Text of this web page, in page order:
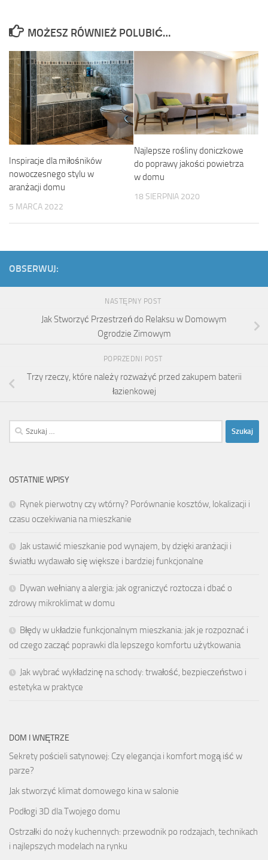
MOŻESZ RÓWNIEŻ POLUBIĆ…
Inspiracje dla miłośników
nowoczesnego stylu w
aranżacji domu
5 MARCA 2022
Najlepsze rośliny doniczkowe
do poprawy jakości powietrza
w domu
18 SIERPNIA 2020
OBSERWUJ:
NASTĘPNY POST
Jak Stworzyć Przestrzeń do Relaksu w Domowym
Ogrodzie Zimowym
POPRZEDNI POST
Trzy rzeczy, które należy rozważyć przed zakupem baterii
łazienkowej
Szukaj:
OSTATNIE WPISY
Rynek pierwotny czy wtórny? Porównanie kosztów, lokalizacji i
czasu oczekiwania na mieszkanie
Jak ustawić mieszkanie pod wynajem, by dzięki aranżacji i
światłu wydawało się większe i bardziej funkcjonalne
Dywan wełniany a alergia: jak ograniczyć roztocza i dbać o
zdrowy mikroklimat w domu
Błędy w układzie funkcjonalnym mieszkania: jak je rozpoznać i
od czego zacząć poprawki dla lepszego komfortu użytkowania
Jak wybrać wykładzinę na schody: trwałość, bezpieczeństwo i
estetyka w praktyce
DOM I WNĘTRZE
Sekrety pościeli satynowej: Czy elegancja i komfort mogą iść w
parze?
Jak stworzyć klimat domowego kina w salonie
Podłogi 3D dla Twojego domu
Ostrzałki do noży kuchennych: przewodnik po rodzajach, technikach
i najlepszych modelach na rynku